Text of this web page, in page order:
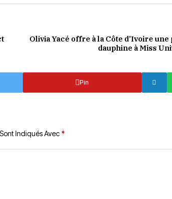
Olivia Yacé offre à la Côte d’Ivoire une
dauphine à Miss
Pin
Indiqués Avec*